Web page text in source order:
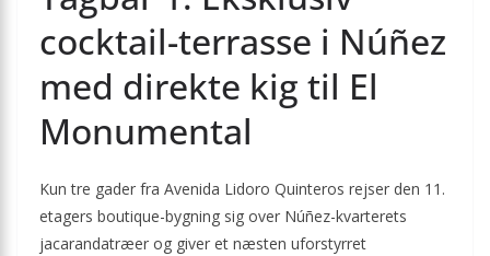
cocktail-terrasse i Núñez
med direkte kig til El
Monumental
Kun tre gader fra Avenida Lidoro Quinteros rejser den 11.
etagers boutique-bygning sig over Núñez-kvarterets
jacarandatræer og giver et næsten uforstyrret